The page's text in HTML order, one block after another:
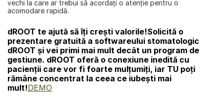
vechi la care ar trebui să acordaţi o atenţie pentru o
acomodare rapidă.
dROOT te ajută să îți crești valorile!Solicită o
prezentare gratuită a softwareului stomatologic
dROOT și vei primi mai mult decât un program de
gestiune. dROOT oferă o conexiune inedită cu
pacienții care vor fi foarte mulțumiți, iar TU poți
rămâne concentrat la ceea ce iubești mai
mult!DEMO